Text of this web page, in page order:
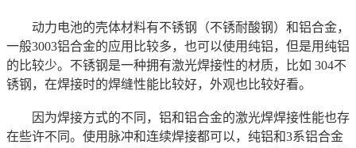
动力电池的壳体材料有不锈钢（不锈耐酸钢）和铝合金，
一般3003铝合金的应用比较多，也可以使用纯铝，但是用纯铝
的比较少。不锈钢是一种拥有激光焊接性的材质，比如 304不
锈钢，在焊接时的焊缝性能比较好，外观也比较好看。
因为焊接方式的不同，铝和铝合金的激光焊焊接性能也存
在些许不同。使用脉冲和连续焊接都可以，纯铝和3系铝合金